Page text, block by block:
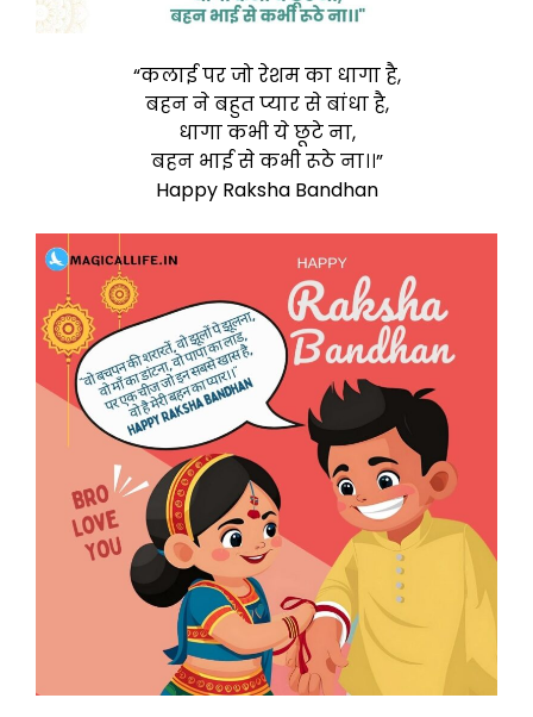
“कलाई पर जो रेशम का धागा है,
बहन ने बहुत प्यार से बांधा है,
धागा कभी ये छूटे ना,
बहन भाई से कभी रूठे ना।।”
Happy Raksha Bandhan